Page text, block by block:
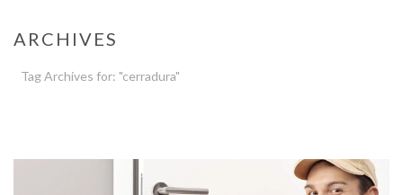
ARCHIVES
Tag Archives for: "cerradura"